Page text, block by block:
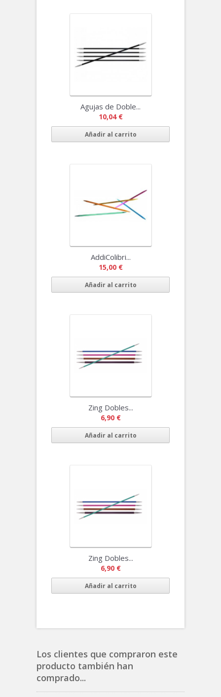
Agujas de Doble...
10,04 €
Añadir al carrito
AddiColibri...
15,00 €
Añadir al carrito
Zing Dobles...
6,90 €
Añadir al carrito
Zing Dobles...
6,90 €
Añadir al carrito
Los clientes que compraron este
producto también han
comprado...